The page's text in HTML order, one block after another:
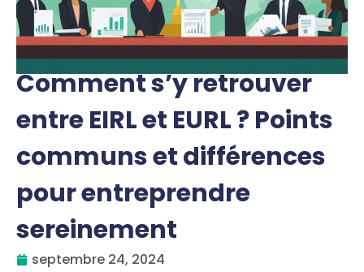
Comment s’y retrouver
entre EIRL et EURL ? Points
communs et différences
pour entreprendre
sereinement
septembre 24, 2024